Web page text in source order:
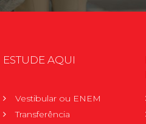
ESTUDE AQUI
Vestibular ou ENEM
Transferência